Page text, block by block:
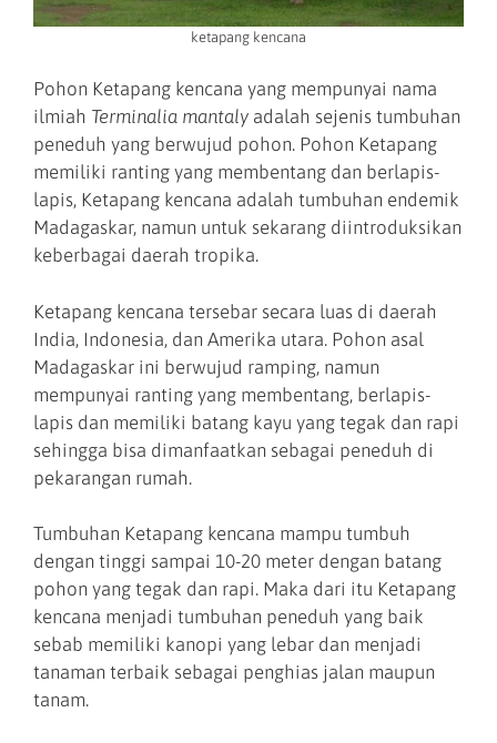
ketapang kencana
Pohon Ketapang kencana yang mempunyai nama
ilmiah Terminalia mantaly adalah sejenis tumbuhan
peneduh yang berwujud pohon. Pohon Ketapang
memiliki ranting yang membentang dan berlapis-
lapis, Ketapang kencana adalah tumbuhan endemik
Madagaskar, namun untuk sekarang diintroduksikan
keberbagai daerah tropika.
Ketapang kencana tersebar secara luas di daerah
India, Indonesia, dan Amerika utara. Pohon asal
Madagaskar ini berwujud ramping, namun
mempunyai ranting yang membentang, berlapis-
lapis dan memiliki batang kayu yang tegak dan rapi
sehingga bisa dimanfaatkan sebagai peneduh di
pekarangan rumah.
Tumbuhan Ketapang kencana mampu tumbuh
dengan tinggi sampai 10-20 meter dengan batang
pohon yang tegak dan rapi. Maka dari itu Ketapang
kencana menjadi tumbuhan peneduh yang baik
sebab memiliki kanopi yang lebar dan menjadi
tanaman terbaik sebagai penghias jalan maupun
tanam.